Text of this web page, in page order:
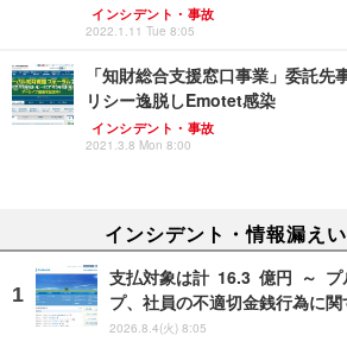
インシデント・事故
2022.1.11 Tue 8:05
「知財総合支援窓口事業」委託
リシー逸脱しEmotet感染
インシデント・事故
2021.3.8 Mon 8:00
インシデント・情報漏え
支払対象は計 16.3 億円 ～ プ
プ、社員の不適切金銭行為に
2026.8.4(火) 8:05